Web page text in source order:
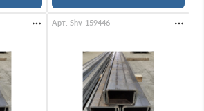
Арт. Shv-159446